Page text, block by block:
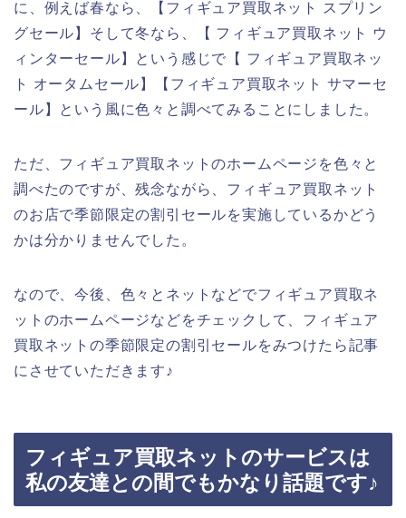
に、例えば春なら、【フィギュア買取ネット スプリン
グセール】そして冬なら、【 フィギュア買取ネット ウ
ィンターセール】という感じで【 フィギュア買取ネッ
ト オータムセール】【フィギュア買取ネット サマーセ
ール】という風に色々と調べてみることにしました。
ただ、フィギュア買取ネットのホームページを色々と
調べたのですが、残念ながら、フィギュア買取ネット
のお店で季節限定の割引セールを実施しているかどう
かは分かりませんでした。
なので、今後、色々とネットなどでフィギュア買取ネ
ットのホームページなどをチェックして、フィギュア
買取ネットの季節限定の割引セールをみつけたら記事
にさせていただきます♪
フィギュア買取ネットのサービスは
私の友達との間でもかなり話題です♪